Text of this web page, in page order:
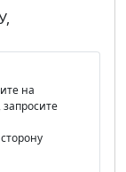
на
запросите